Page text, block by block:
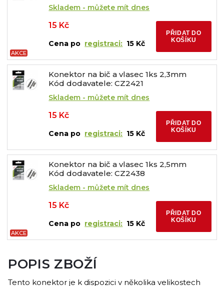
AKCE
Skladem - můžete mít dnes
15 Kč
Cena po registraci: 15 Kč
PŘIDAT DO
KOŠÍKU
Konektor na bič a vlasec 1ks 2,3mm
Kód dodavatele: CZ2421
Skladem - můžete mít dnes
15 Kč
Cena po registraci: 15 Kč
PŘIDAT DO
KOŠÍKU
Konektor na bič a vlasec 1ks 2,5mm
Kód dodavatele: CZ2438
AKCE
Skladem - můžete mít dnes
15 Kč
Cena po registraci: 15 Kč
PŘIDAT DO
KOŠÍKU
POPIS ZBOŽÍ
Tento konektor je k dispozici v několika velikostech